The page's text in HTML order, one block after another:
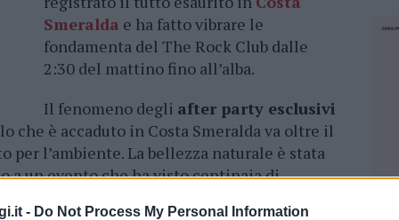
- Do Not Process My Personal Information
Smeralda e ha fatto vibrare le
fondamenta del The Rock Club dalle
2:30 del mattino fino all’alba.
Il fenomeno degli after party esclusivi
che è accaduto in Costa Smeralda va oltre il
per l’ambiente. La bellezza naturale è stata
a un evento che ha visto centinaia di